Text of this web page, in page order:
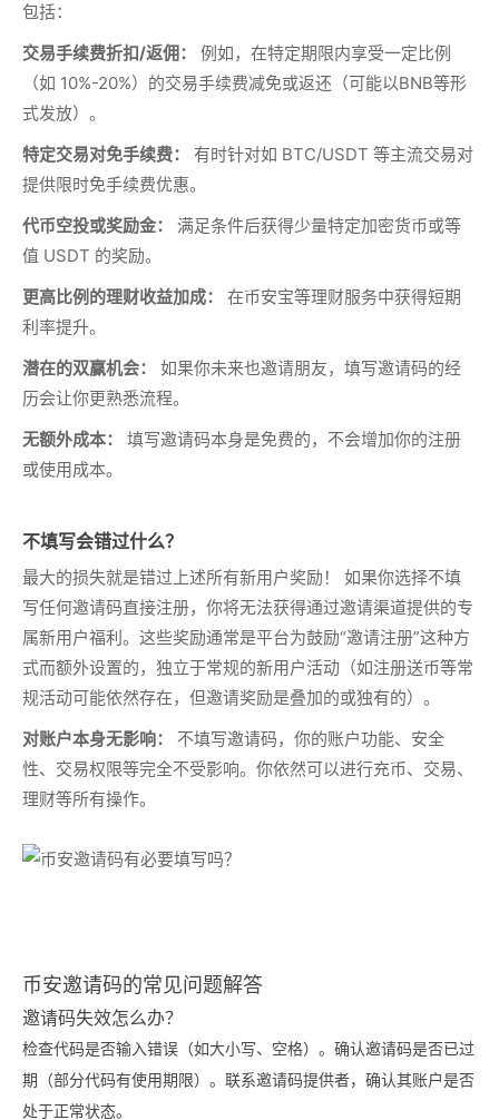
包括：
交易手续费折扣/返佣：
例如，在特定期限内享受一定比例
（如 10%-20%）的交易手续费减免或返还（可能以BNB等形
式发放）。
特定交易对免手续费：
有时针对如 BTC/USDT 等主流交易对
提供限时免手续费优惠。
代币空投或奖励金：
满足条件后获得少量特定加密货币或等
值 USDT 的奖励。
更高比例的理财收益加成：
在币安宝等理财服务中获得短期
利率提升。
潜在的双赢机会：
如果你未来也邀请朋友，填写邀请码的经
历会让你更熟悉流程。
无额外成本：
填写邀请码本身是免费的，不会增加你的注册
或使用成本。
不填写会错过什么？
最大的损失就是错过上述所有新用户奖励！ 如果你选择不填
写任何邀请码直接注册，你将无法获得通过邀请渠道提供的专
属新用户福利。这些奖励通常是平台为鼓励“邀请注册”这种方
式而额外设置的，独立于常规的新用户活动（如注册送币等常
规活动可能依然存在，但邀请奖励是叠加的或独有的）。
对账户本身无影响：
不填写邀请码，你的账户功能、安全
性、交易权限等完全不受影响。你依然可以进行充币、交易、
理财等所有操作。
币安邀请码的常见问题解答
邀请码失效怎么办？
检查代码是否输入错误（如大小写、空格）。确认邀请码是否已过
期（部分代码有使用期限）。联系邀请码提供者，确认其账户是否
处于正常状态。